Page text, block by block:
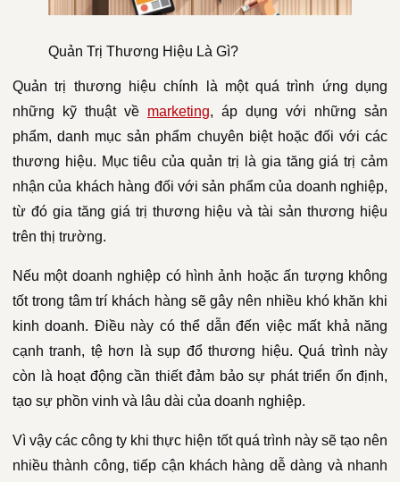
Quản Trị Thương Hiệu Là Gì?
Quản trị thương hiệu chính là một quá trình ứng dụng
những kỹ thuật về marketing, áp dụng với những sản
phẩm, danh mục sản phẩm chuyên biệt hoặc đối với các
thương hiệu. Mục tiêu của quản trị là gia tăng giá trị cảm
nhận của khách hàng đối với sản phẩm của doanh nghiệp,
từ đó gia tăng giá trị thương hiệu và tài sản thương hiệu
trên thị trường.
Nếu một doanh nghiệp có hình ảnh hoặc ấn tượng không
tốt trong tâm trí khách hàng sẽ gây nên nhiều khó khăn khi
kinh doanh. Điều này có thể dẫn đến việc mất khả năng
cạnh tranh, tệ hơn là sụp đổ thương hiệu. Quá trình này
còn là hoạt động cần thiết đảm bảo sự phát triển ổn định,
tạo sự phồn vinh và lâu dài của doanh nghiệp.
Vì vậy các công ty khi thực hiện tốt quá trình này sẽ tạo nên
nhiều thành công, tiếp cận khách hàng dễ dàng và nhanh